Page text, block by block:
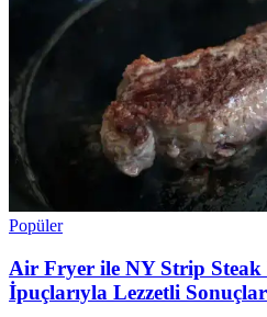
Popüler
Air Fryer ile NY Strip Steak
İpuçlarıyla Lezzetli Sonuçlar